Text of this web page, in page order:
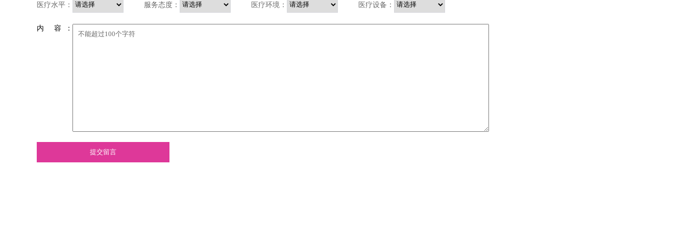
医疗水平： 服务态度： 医疗环境： 医疗设备：
内 容 ：
提交留言